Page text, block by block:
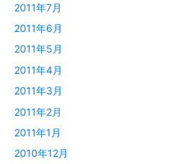
2011年7月
2011年6月
2011年5月
2011年4月
2011年3月
2011年2月
2011年1月
2010年12月